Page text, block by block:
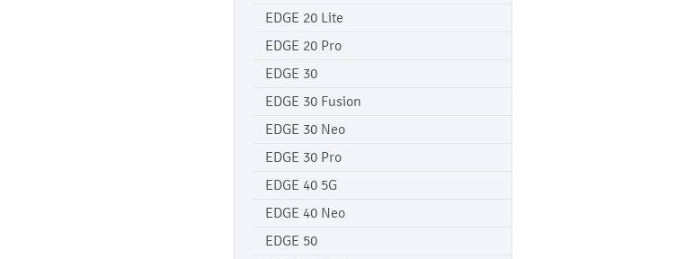
EDGE 20 Lite
EDGE 20 Pro
EDGE 30
EDGE 30 Fusion
EDGE 30 Neo
EDGE 30 Pro
EDGE 40 5G
EDGE 40 Neo
EDGE 50